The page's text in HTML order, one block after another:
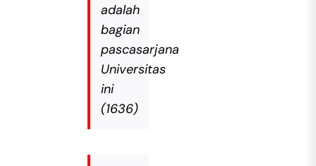
adalah
bagian
pascasarjana
Universitas
ini
(1636)